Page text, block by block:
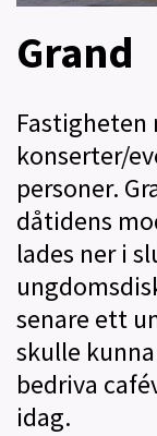
Grand
konserter/
personer.
dåtidens
lades ner i
senare ett
skulle
bedriva
idag.